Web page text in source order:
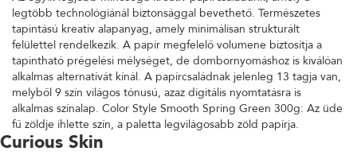
legtöbb technológiánál biztonsággal bevethető. Természetes
tapintású kreatív alapanyag, amely minimálisan strukturált
felülettel rendelkezik. A papír megfelelő volumene biztosítja a
tapintható prégelési mélységet, de dombornyomáshoz is kiválóan
alkalmas alternatívát kínál. A papírcsaládnak jelenleg 13 tagja van,
melyből 9 szín világos tónusú, azaz digitális nyomtatásra is
alkalmas színalap. Color Style Smooth Spring Green 300g: Az üde
fű zöldje ihlette szín, a paletta legvilágosabb zöld papírja.
Curious Skin